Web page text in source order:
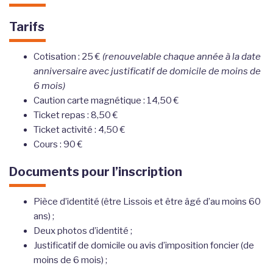
Tarifs
Cotisation : 25 € (renouvelable chaque année à la date
anniversaire avec justificatif de domicile de moins de
6 mois)
Caution carte magnétique : 14,50 €
Ticket repas : 8,50 €
Ticket activité : 4,50 €
Cours : 90 €
Documents pour l’inscription
Pièce d’identité (être Lissois et être âgé d’au moins 60
ans) ;
Deux photos d’identité ;
Justificatif de domicile ou avis d’imposition foncier (de
moins de 6 mois) ;